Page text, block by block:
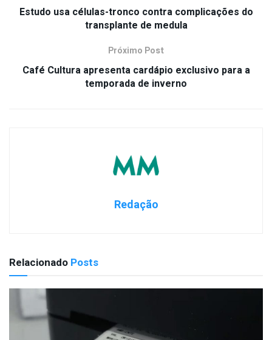
Estudo usa células-tronco contra complicações do
transplante de medula
Próximo Post
Café Cultura apresenta cardápio exclusivo para a
temporada de inverno
Redação
Relacionado Posts